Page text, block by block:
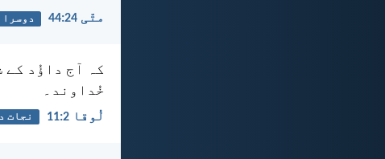
متّی 24:‏44 دوسرا
کہ آج داؤُد کے
خُداوند۔
لُوقا 2:‏11 نجات